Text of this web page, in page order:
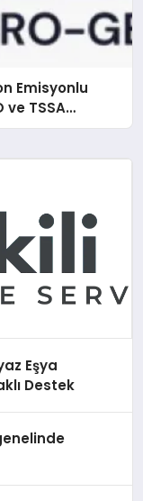
Emisyonlu
ve TSSA
Eşya
Destek